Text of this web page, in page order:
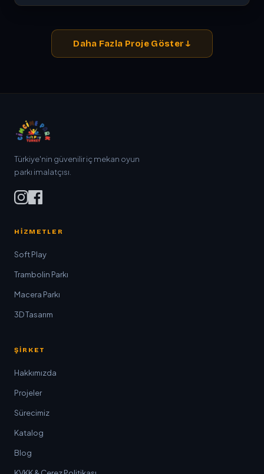
Daha Fazla Proje Göster ↓
Türkiye'nin güvenilir iç mekan oyun
parkı imalatçısı.
HIZMETLER
Soft Play
Trambolin Parkı
Macera Parkı
3D Tasarım
ŞIRKET
Hakkımızda
Projeler
Sürecimiz
Katalog
Blog